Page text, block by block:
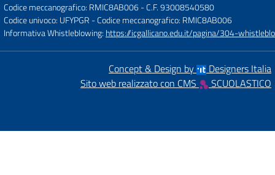
Codice meccanografico: RMIC8AB006- C.F. 93008540580
Codice univoco: UFYPGR - Codice meccanografico: RMIC8AB006
Informativa Whistleblowing: https://icgallicano.edu.it/pagina/304-
Concept & Design by
Designers Italia
Sito web realizzato con CMS
SCUOLASTICO